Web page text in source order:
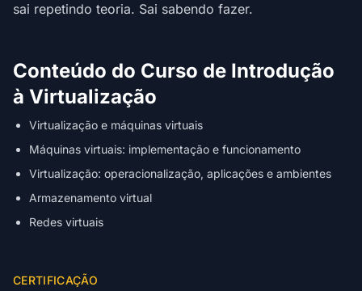
sai repetindo teoria. Sai sabendo fazer.
Conteúdo do Curso de Introdução
à Virtualização
Virtualização e máquinas virtuais
Máquinas virtuais: implementação e funcionamento
Virtualização: operacionalização, aplicações e ambientes
Armazenamento virtual
Redes virtuais
CERTIFICAÇÃO